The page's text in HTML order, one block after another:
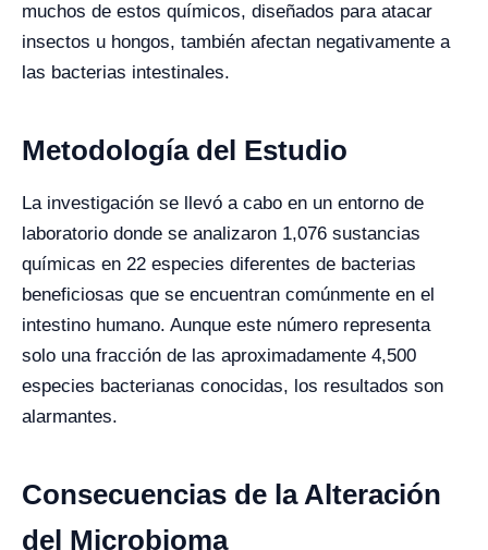
muchos de estos químicos, diseñados para atacar
insectos u hongos, también afectan negativamente a
las bacterias intestinales.
Metodología del Estudio
La investigación se llevó a cabo en un entorno de
laboratorio donde se analizaron 1,076 sustancias
químicas en 22 especies diferentes de bacterias
beneficiosas que se encuentran comúnmente en el
intestino humano. Aunque este número representa
solo una fracción de las aproximadamente 4,500
especies bacterianas conocidas, los resultados son
alarmantes.
Consecuencias de la Alteración
del Microbioma